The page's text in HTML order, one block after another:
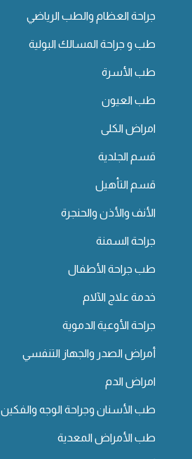
جراحة العظام والطب الرياضي
طب و جراحة المسالك البولية
طب الأسرة
طب العيون
امراض الكلى
قسم الجلدية
قسم التأهيل
الأنف والأذن والحنجرة
جراحة السمنة
طب جراحة الأطفال
خدمة علاج الآلام
جراحة الأوعية الدموية
أمراض الصدر والجهاز التنفسي
امراض الدم
طب الأسنان وجراحة الوجه والفكين
طب الأمراض المعدية